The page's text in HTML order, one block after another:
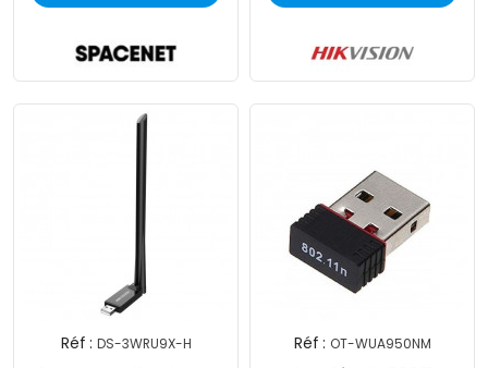
Réf : DS-3WRU9X-H Réf : OT-WUA950NM